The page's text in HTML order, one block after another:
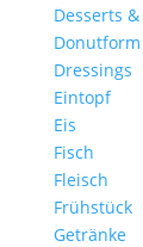
Desserts
Donutform
Dressings
Eintopf
Eis
Fisch
Fleisch
Frühstück
Getränke